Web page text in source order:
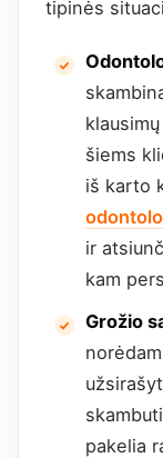
tipinės
šiems
iš karto
ir
kam
Grožio
pakelia